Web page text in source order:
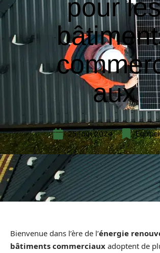
pour
aux
25 juin 2024
Bienvenue dans l’ère de l’énergie
bâtiments commerciaux adoptent de